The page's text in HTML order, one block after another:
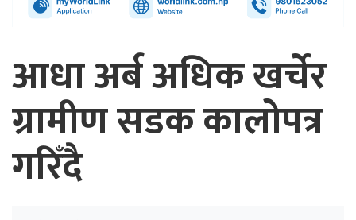
आधा अर्ब अधिक खर्चेर
ग्रामीण सडक कालोपत्र
गरिँदै